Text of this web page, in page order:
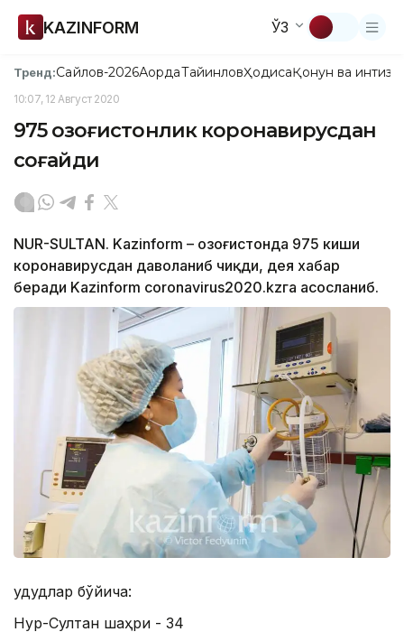
KAZINFORM ЎЗ
Тренд:Сайлов-2026АқордаТайинловҲодисаҚонун ва
10:07, 12 Август 2020
975 қозоғистонлик коронавирусдан
соғайди
NUR-SULTAN. Kazinform – Қозоғистонда 975 киши
коронавирусдан даволаниб чиқди, дея хабар
беради Kazinform coronavirus2020.kzга асосланиб.
Ҳудудлар бўйича:
Нур-Султан шаҳри - 34